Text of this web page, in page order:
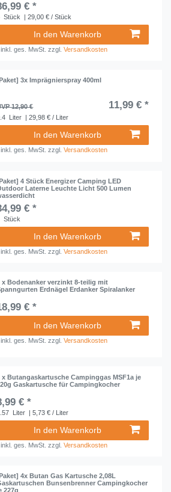
€ *
Stück | 29,00 € / Stück
In den Warenkorb
inkl. ges. MwSt. zzgl.Versandkosten
3x Imprägnierspray 400ml
12,90 € 11,99 € *
Liter | 29,98 € / Liter
In den Warenkorb
inkl. ges. MwSt. zzgl.Versandkosten
4 Stück Energizer Camping LED
Laterne Leuchte Licht 500 Lumen
€ *
Stück
In den Warenkorb
inkl. ges. MwSt. zzgl.Versandkosten
x Bodenanker verzinkt 8-teilig mit
Erdnägel Erdanker Spiralanker
€ *
In den Warenkorb
inkl. ges. MwSt. zzgl.Versandkosten
x Butangaskartusche Campinggas MSF1a je
Gaskartusche für Campingkocher
€ *
Liter | 5,73 € / Liter
In den Warenkorb
inkl. ges. MwSt. zzgl.Versandkosten
4x Butan Gas Kartusche 2,08L
Bunsenbrenner Campingkocher
227g